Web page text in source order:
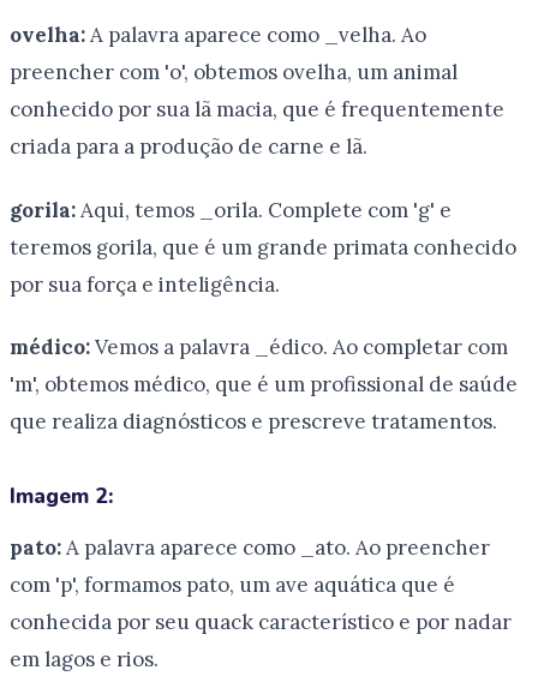
ovelha:A palavra aparece como _velha. Ao
preencher com 'o', obtemos ovelha, um animal
conhecido por sua lã macia, que é frequentemente
criada para a produção de carne e lã.
gorila:Aqui, temos _orila. Complete com 'g' e
teremos gorila, que é um grande primata conhecido
por sua força e inteligência.
médico:Vemos a palavra _édico. Ao completar com
'm', obtemos médico, que é um profissional de saúde
que realiza diagnósticos e prescreve tratamentos.
Imagem 2:
pato:A palavra aparece como _ato. Ao preencher
com 'p', formamos pato, um ave aquática que é
conhecida por seu quack característico e por nadar
em lagos e rios.